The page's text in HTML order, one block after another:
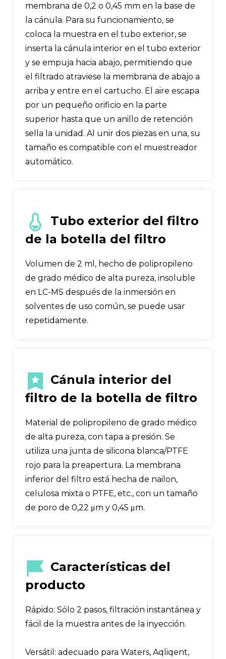
membrana de 0,2 o 0,45 mm en la base de
la cánula. Para su funcionamiento, se
coloca la muestra en el tubo exterior, se
inserta la cánula interior en el tubo exterior
y se empuja hacia abajo, permitiendo que
el filtrado atraviese la membrana de abajo a
arriba y entre en el cartucho. El aire escapa
por un pequeño orificio en la parte
superior hasta que un anillo de retención
sella la unidad. Al unir dos piezas en una, su
tamaño es compatible con el muestreador
automático.
Tubo exterior del filtro
de la botella del filtro
Volumen de 2 ml, hecho de polipropileno
de grado médico de alta pureza, insoluble
en LC-MS después de la inmersión en
solventes de uso común, se puede usar
repetidamente.
Cánula interior del
filtro de la botella de filtro
Material de polipropileno de grado médico
de alta pureza, con tapa a presión. Se
utiliza una junta de silicona blanca/PTFE
rojo para la preapertura. La membrana
inferior del filtro está hecha de nailon,
celulosa mixta o PTFE, etc., con un tamaño
de poro de 0,22 μm y 0,45 μm.
Características del
producto
Rápido: Sólo 2 pasos, filtración instantánea y
fácil de la muestra antes de la inyección.
Versátil: adecuado para Waters, Aqliqent,